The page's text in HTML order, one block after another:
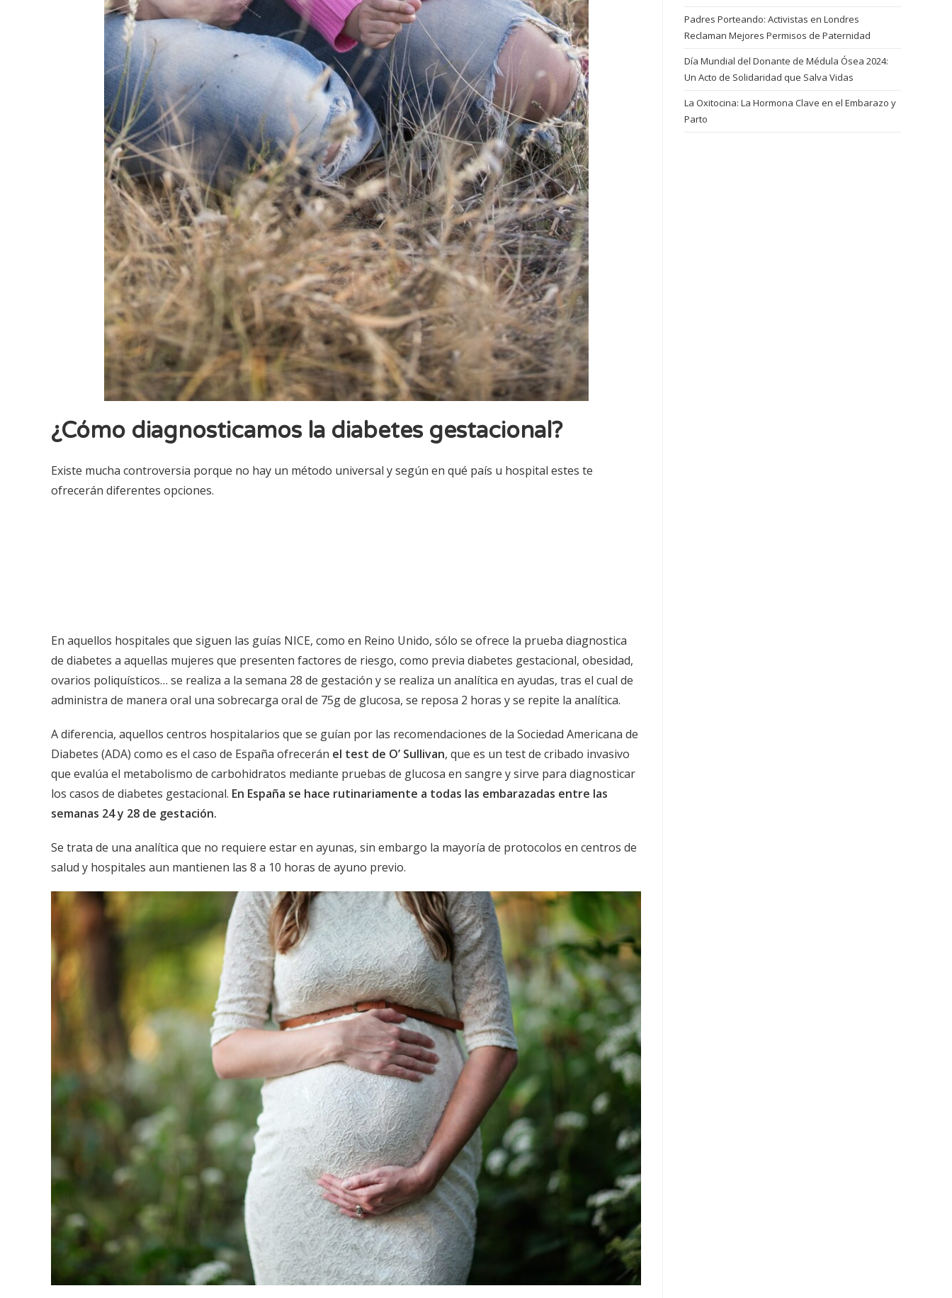
¿Cómo diagnosticamos la diabetes gestacional?
Existe mucha controversia porque no hay un método universal y según en qué país u hospital estes te
ofrecerán diferentes opciones.
En aquellos hospitales que siguen las guías NICE, como en Reino Unido, sólo se ofrece la prueba diagnostica
de diabetes a aquellas mujeres que presenten factores de riesgo, como previa diabetes gestacional, obesidad,
ovarios poliquísticos… se realiza a la semana 28 de gestación y se realiza un analítica en ayudas, tras el cual de
administra de manera oral una sobrecarga oral de 75g de glucosa, se reposa 2 horas y se repite la analítica.
A diferencia, aquellos centros hospitalarios que se guían por las recomendaciones de la Sociedad Americana de
Diabetes (ADA) como es el caso de España ofrecerán el test de O’ Sullivan, que es un test de cribado invasivo
que evalúa el metabolismo de carbohidratos mediante pruebas de glucosa en sangre y sirve para diagnosticar
los casos de diabetes gestacional. En España se hace rutinariamente a todas las embarazadas entre las
semanas 24 y 28 de gestación.
Se trata de una analítica que no requiere estar en ayunas, sin embargo la mayoría de protocolos en centros de
salud y hospitales aun mantienen las 8 a 10 horas de ayuno previo.
Padres Porteando: Activistas en Londres
Reclaman Mejores Permisos de Paternidad
Día Mundial del Donante de Médula Ósea 2024:
Un Acto de Solidaridad que Salva Vidas
La Oxitocina: La Hormona Clave en el Embarazo y
Parto